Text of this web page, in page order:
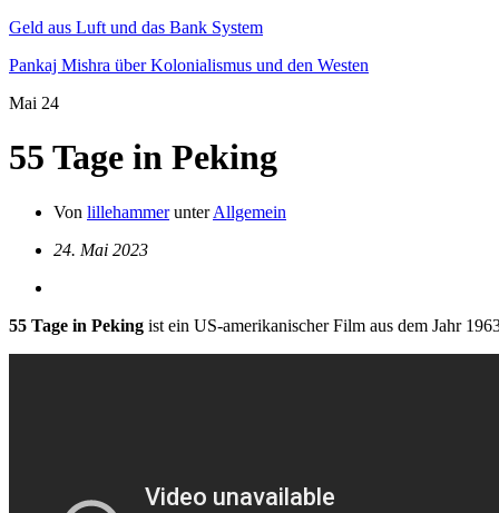
Geld aus Luft und das Bank System
Pankaj Mishra über Kolonialismus und den Westen
Mai 24
55 Tage in Peking
Von lillehammerunterAllgemein
24. Mai 2023
55 Tage in Peking ist ein US-amerikanischer Film aus dem Jahr